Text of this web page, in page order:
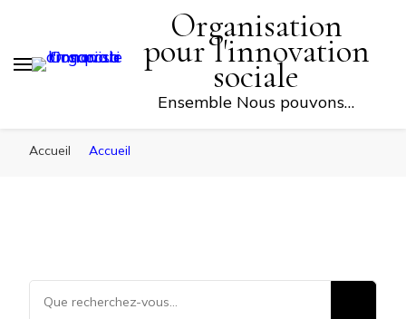
Organisation
pour l'innovation
sociale
Ensemble Nous pouvons…
Accueil Accueil
FAITES UN DON